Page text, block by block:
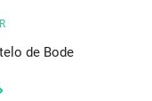
de Bode